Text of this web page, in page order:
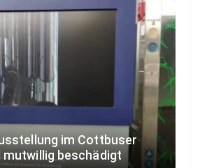
im Cottbuser
mutwillig beschädigt